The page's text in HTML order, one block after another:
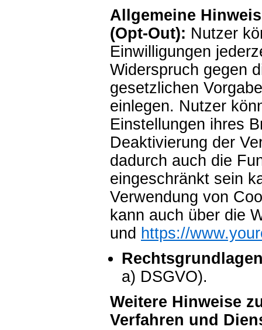
Allgemeine
(Opt-Out): Nutzer
Einwilligungen
Widerspruch gegen
gesetzlichen
einlegen. Nutzer
Einstellungen ihres
Deaktivierung der
dadurch auch die
eingeschränkt sein
Verwendung von
kann auch über die
und https://
a) DSGVO).
Weitere Hinweise
Verfahren und